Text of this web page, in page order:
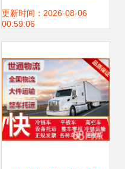
流运输解决方案
更新时间：2026-08-06
00:59:06